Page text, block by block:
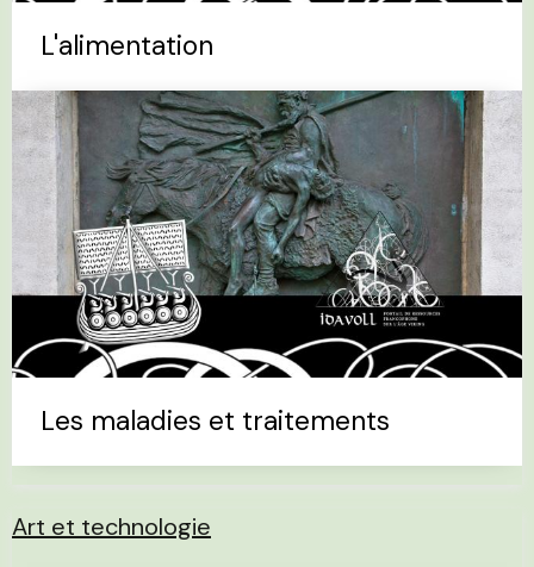
L'alimentation
Les maladies et traitements
Art et technologie